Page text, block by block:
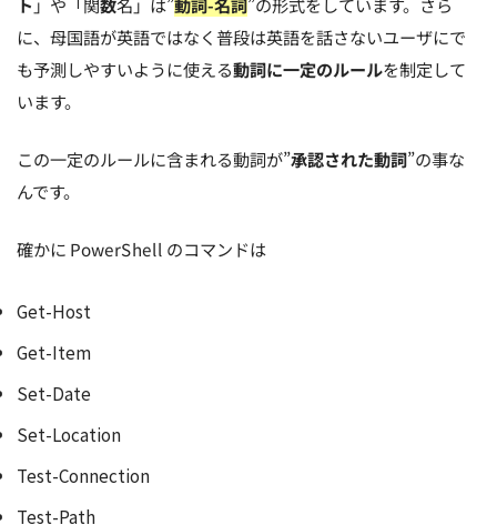
に、母国語が英語ではなく普段は英語を話さないユーザにで
も予測しやすいように使える動詞に一定のルールを制定して
います。
この一定のルールに含まれる動詞が”承認された動詞”の事な
んです。
確かに PowerShell のコマンドは
Get-Host
Get-Item
Set-Date
Set-Location
Test-Connection
Test-Path